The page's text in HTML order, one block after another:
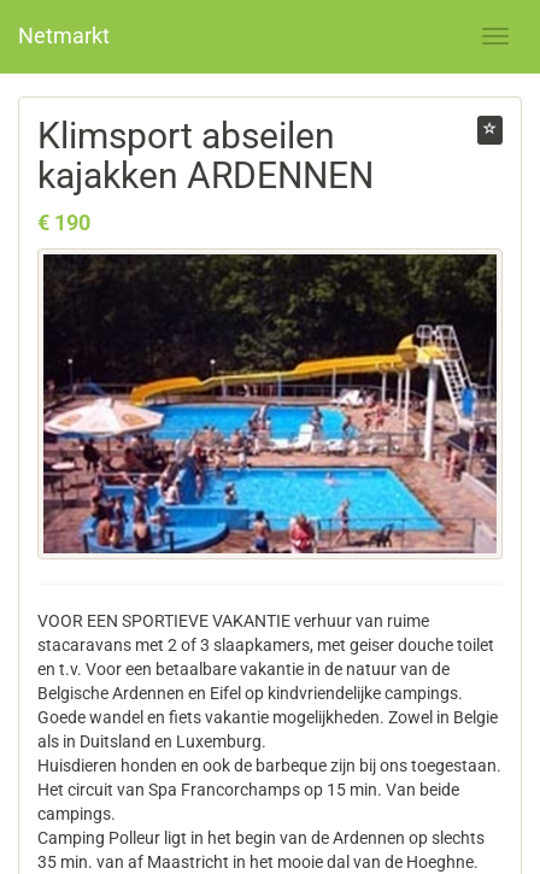
Netmarkt
Klimsport abseilen
kajakken ARDENNEN
€ 190
VOOR EEN SPORTIEVE VAKANTIE verhuur van ruime
stacaravans met 2 of 3 slaapkamers, met geiser douche toilet
en t.v. Voor een betaalbare vakantie in de natuur van de
Belgische Ardennen en Eifel op kindvriendelijke campings.
Goede wandel en fiets vakantie mogelijkheden. Zowel in Belgie
als in Duitsland en Luxemburg.
Huisdieren honden en ook de barbeque zijn bij ons toegestaan.
Het circuit van Spa Francorchamps op 15 min. Van beide
campings.
Camping Polleur ligt in het begin van de Ardennen op slechts
35 min. van af Maastricht in het mooie dal van de Hoeghne.